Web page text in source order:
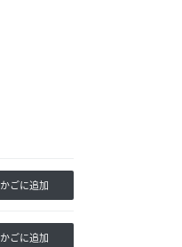
かごに追加
かごに追加